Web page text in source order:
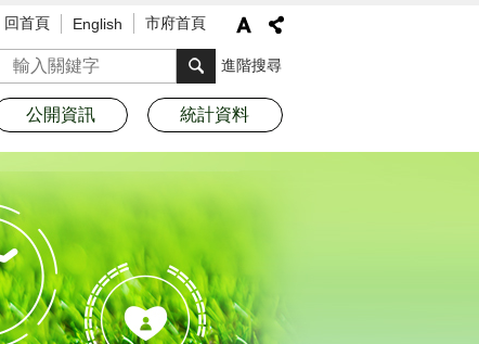
回首頁 English 市府首頁
搜尋 進階搜尋
公開資訊 統計資料